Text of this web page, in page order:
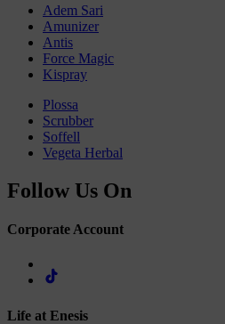
Adem Sari
Amunizer
Antis
Force Magic
Kispray
Plossa
Scrubber
Soffell
Vegeta Herbal
Follow Us On
Corporate Account
Life at Enesis